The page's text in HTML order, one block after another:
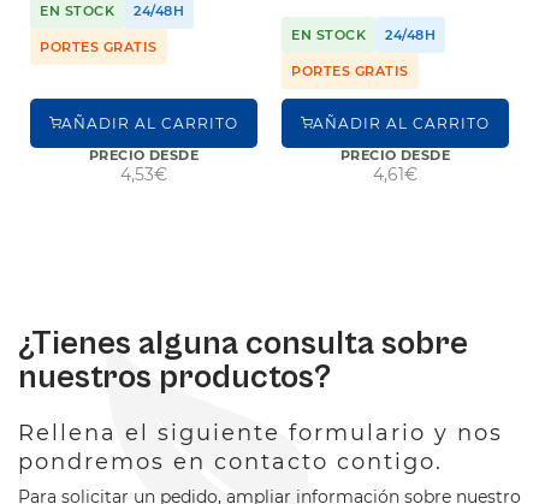
EN STOCK 24/48H
PORTES GRATIS
AÑADIR AL CARRITO
PRECIO DESDE
4,53€
EN STOCK 24/48H
PORTES GRATIS
AÑADIR AL CARRITO
PRECIO DESDE
4,61€
¿Tienes alguna consulta sobre
nuestros productos?
Rellena el siguiente formulario y nos
pondremos en contacto contigo.
Para solicitar un pedido, ampliar información sobre nuestro